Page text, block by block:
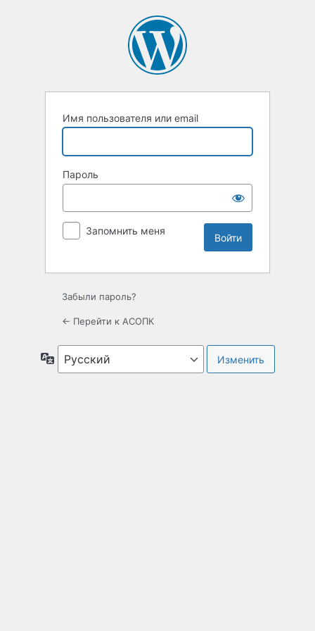
Имя пользователя или email
Пароль
Запомнить меня
Забыли пароль?
← Перейти к АСОПК
Язык